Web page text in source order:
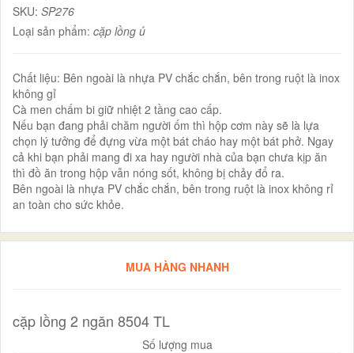
SKU: SP276
Loại sản phẩm: cặp lồng ủ
Chất liệu: Bên ngoài là nhựa PV chắc chắn, bên trong ruột là inox
không gỉ
Cà men chấm bi giữ nhiệt 2 tầng cao cấp.
Nếu bạn đang phải chăm người ốm thì hộp cơm này sẽ là lựa
chọn lý tưởng để đựng vừa một bát cháo hay một bát phở. Ngay
cả khi bạn phải mang đi xa hay người nhà của bạn chưa kịp ăn
thì đồ ăn trong hộp vẫn nóng sốt, không bị chảy đổ ra.
Bên ngoài là nhựa PV chắc chắn, bên trong ruột là inox không rỉ
an toàn cho sức khỏe.
MUA HÀNG NHANH
cặp lồng 2 ngăn 8504 TL
Số lượng mua